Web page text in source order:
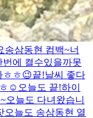
송삼동현 컴백~너
번에 켤수있을까못
ㅎㅎ😉끝!날씨 좋다
ㅎ ☺️ 오늘도 끝!하이
오늘도 다녀왔습니
오늘도 송삼동현 열